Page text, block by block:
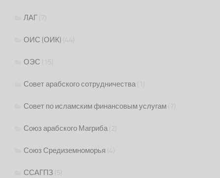
ЛАГ (7)
ОИС (ОИК) (44)
ОЭС (15)
Совет арабского сотрудничества(1)
Совет по исламским финансовым услугам (7)
Союз арабского Магриба(2)
Союз Средиземноморья (4)
ССАГПЗ (5)